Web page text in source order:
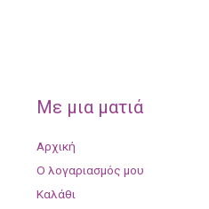
Με μια ματιά
Αρχική
Ο λογαριασμός μου
Καλάθι